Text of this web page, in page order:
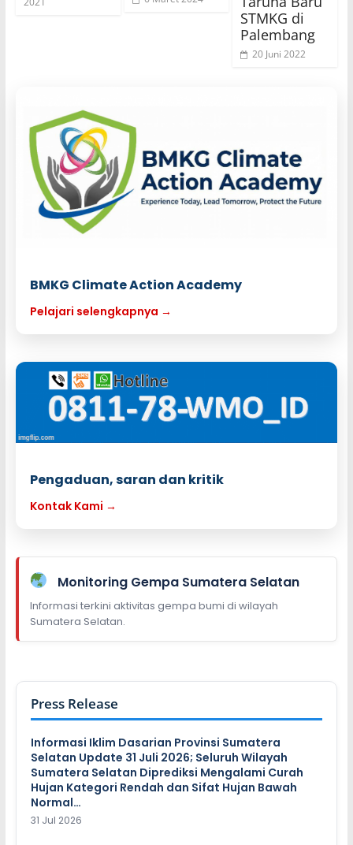
STMKG di
Palembang
20 Juni 2022
BMKG Climate Action Academy
Pelajari selengkapnya →
Pengaduan, saran dan kritik
Kontak Kami →
Monitoring Gempa Sumatera Selatan
Informasi terkini aktivitas gempa bumi di wilayah
Sumatera Selatan.
Press Release
Informasi Iklim Dasarian Provinsi Sumatera
Selatan Update 31 Juli 2026; Seluruh Wilayah
Sumatera Selatan Diprediksi Mengalami Curah
Hujan Kategori Rendah dan Sifat Hujan Bawah
Normal…
31 Jul 2026